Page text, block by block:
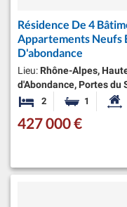
Résidence De 4
Appartements Neufs
D'abondance
Lieu: Rhône-Alpes,
d'Abondance, Portes du
2 Chambres1 Salle de
427 000 €